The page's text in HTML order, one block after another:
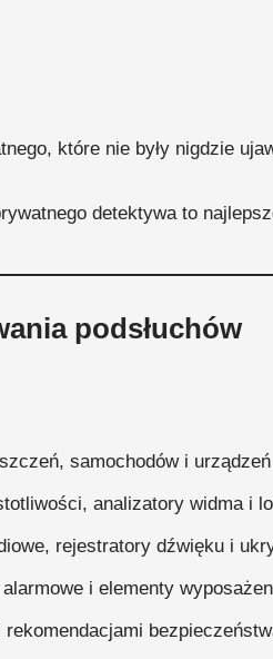
które nie były nigdzie
detektywa to
podsłuchów
samochodów i
analizatory widma i
rejestratory dźwięku i
i elementy